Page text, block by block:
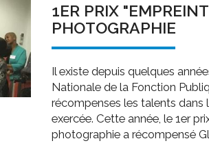
1ER PRIX
PHOTOGRAPHIE
Il existe depuis quelques
Nationale de la Fonction
récompenses les talents
exercée. Cette année, le 1er
photographie a récompensé